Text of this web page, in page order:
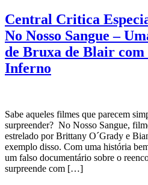
Central Critica
No Nosso Sangue –
de Bruxa de Blair
Inferno
Sabe aqueles filmes que parecem
surpreender? No Nosso Sangue,
estrelado por Brittany O´Grady e
exemplo disso. Com uma história
um falso documentário sobre o
surpreende com […]